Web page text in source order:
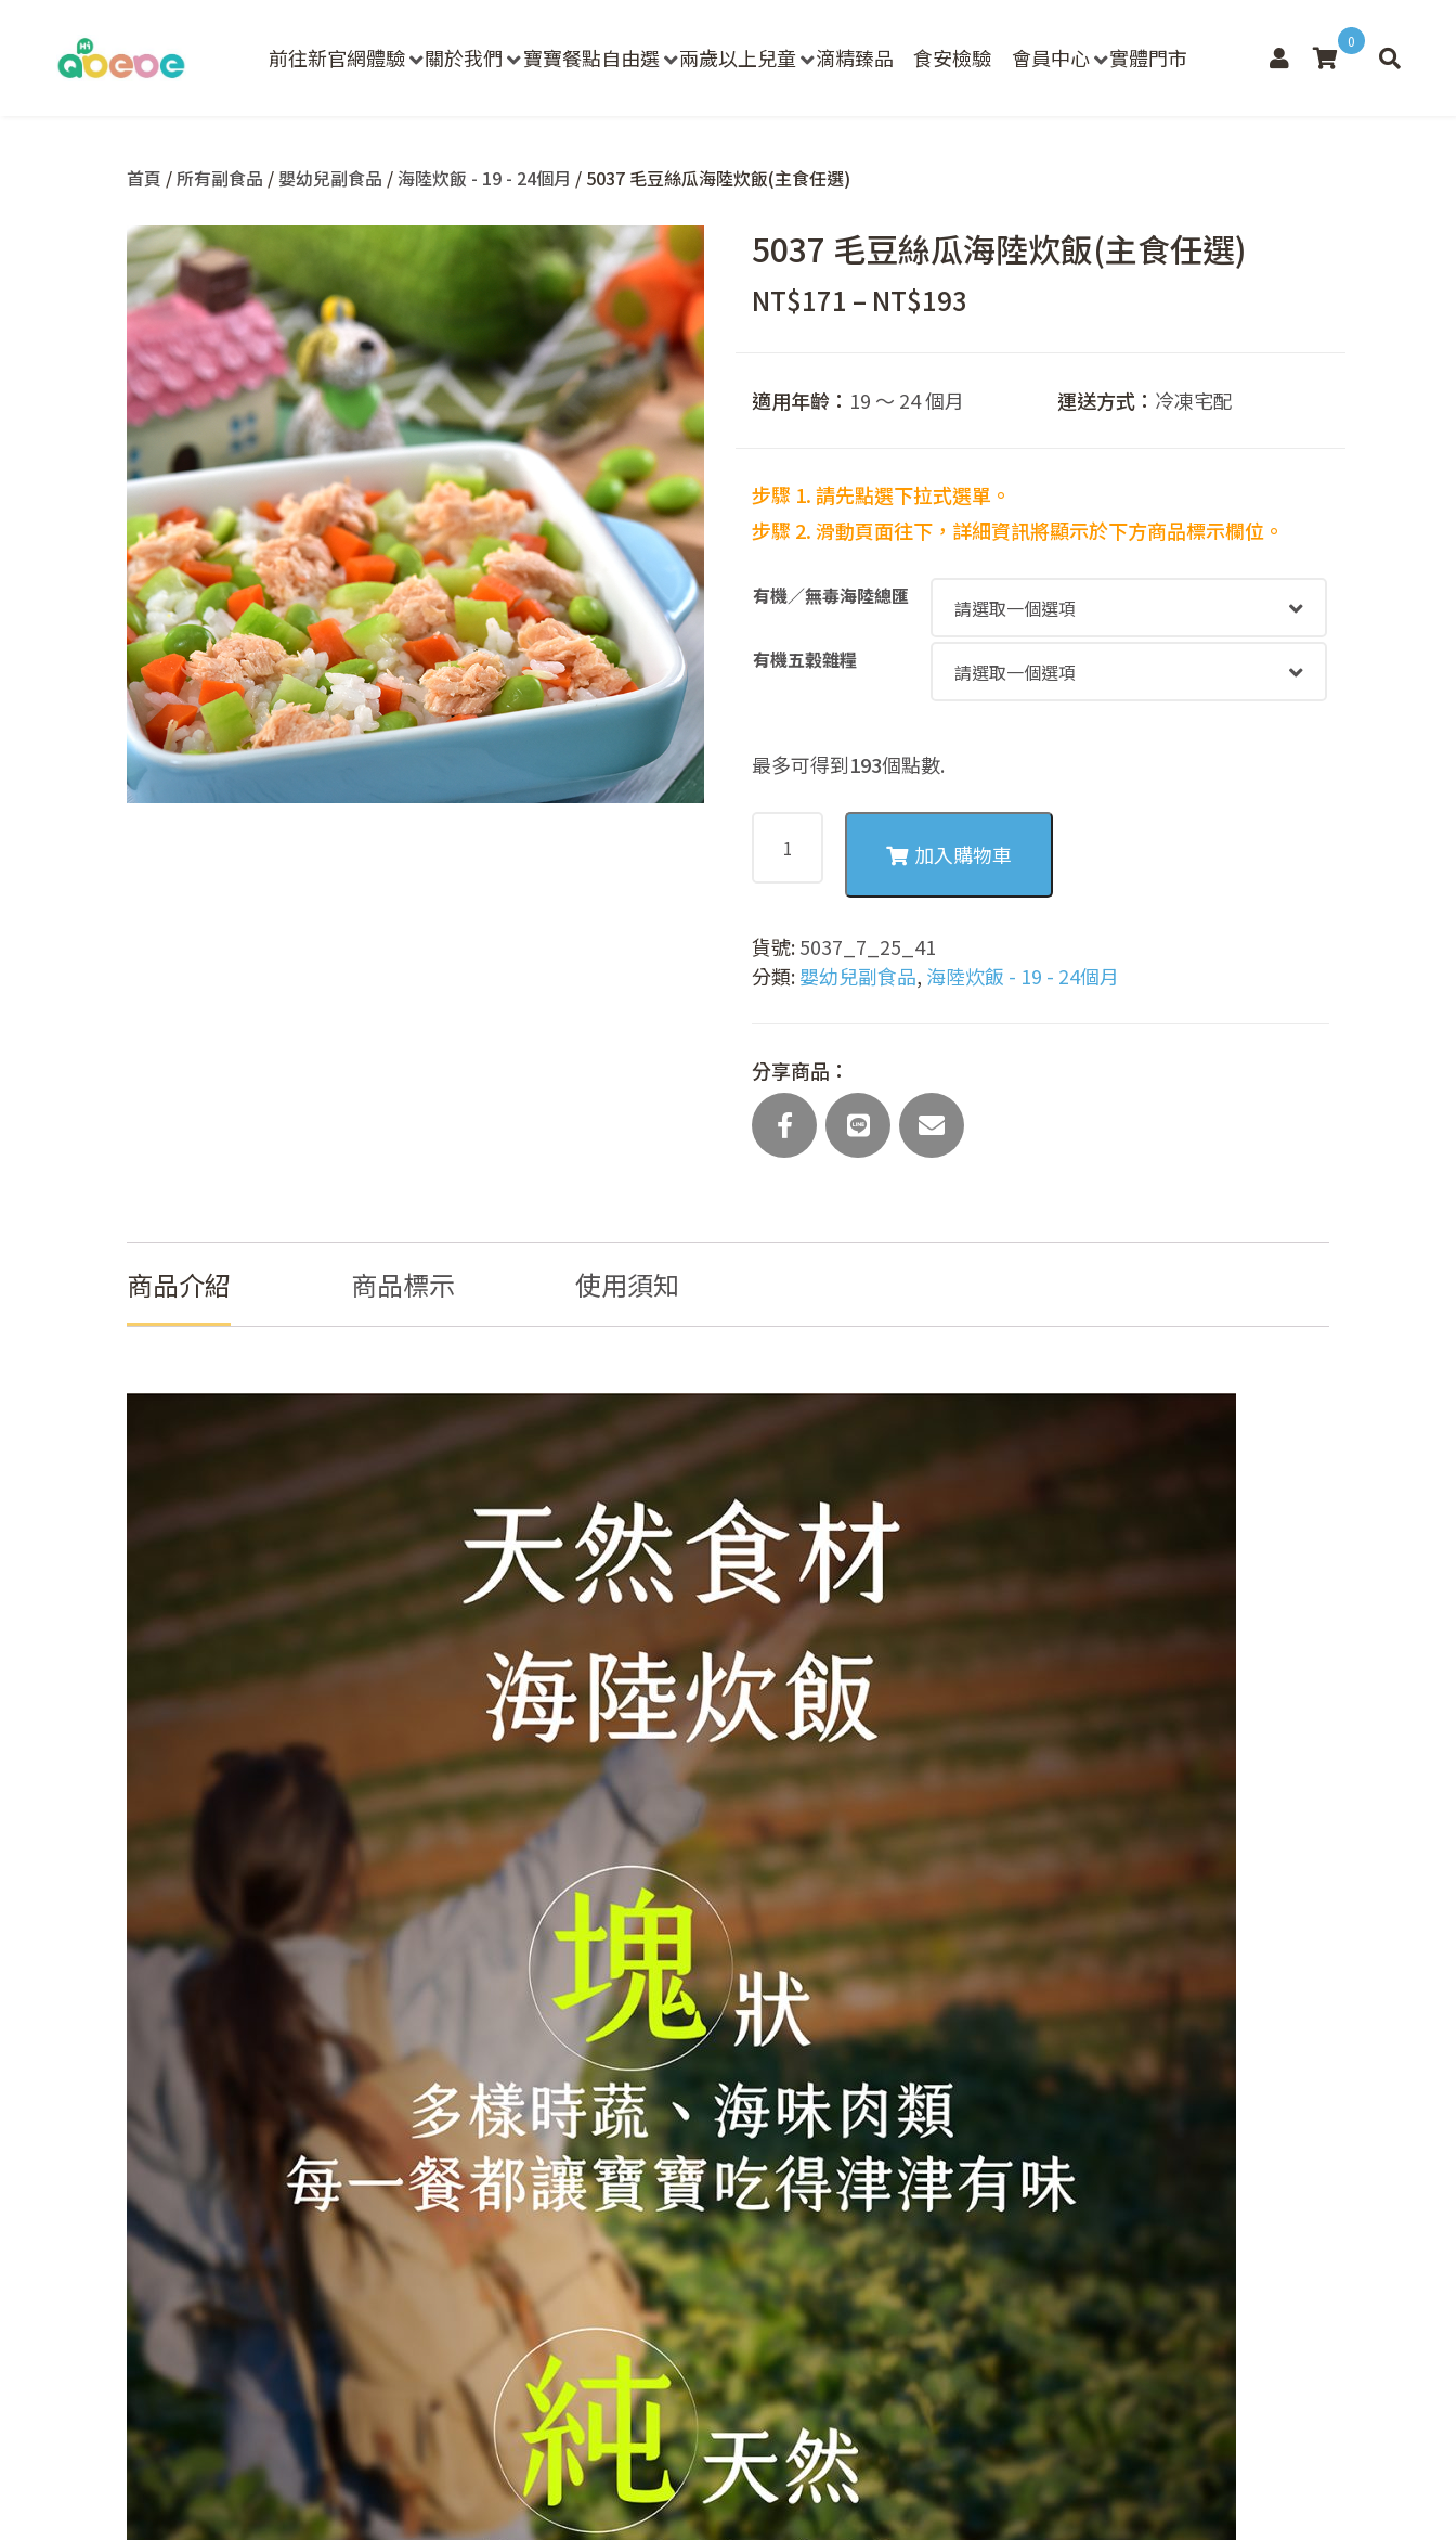
前往新官網體驗 關於我們 寶寶餐點自由選 兩歲以上兒童 滴精臻品 食安檢驗 會員中心 實體門市
0
首頁 /所有副食品 / 嬰幼兒副食品 /海陸炊飯 - 19 - 24個月 / 5037 毛豆絲瓜海陸炊飯(主食任選)
5037 毛豆絲瓜海陸炊飯(主食任選)
NT$171 – NT$193
到
NT$193
適用年齡： 19 ～ 24 個月 運送方式： 冷凍宅配
步驟 1. 請先點選下拉式選單。
步驟 2. 滑動頁面往下，詳細資訊將顯示於下方商品標示欄位。
有機／無毒海陸總匯
有機五穀雜糧
最多可得到193個點數.
海
陸
(主
食
任
選)
數
加入購物車
貨號:5037_7_25_41
分類:嬰幼兒副食品, 海陸炊飯 - 19 - 24個月
分享商品：
商品介紹 商品標示 使用須知